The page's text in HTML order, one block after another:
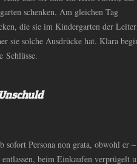
schenken. Am gleichen Tag
die sie im Kindergarten der
sie solche Ausdrücke hat. Klara
Schlüsse.
Persona non grata, obwohl er
beim Einkaufen verprügelt